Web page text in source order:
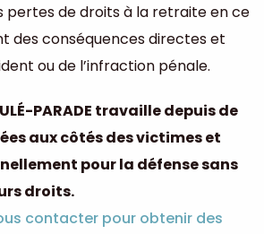
pertes de droits à la retraite en ce
des conséquences directes et
ou de l’infraction pénale.
PARADE travaille depuis de
aux côtés des victimes et
pour la défense sans
droits.
contacter pour obtenir des